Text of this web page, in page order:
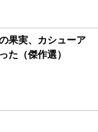
果実、カシューア
た（傑作選）